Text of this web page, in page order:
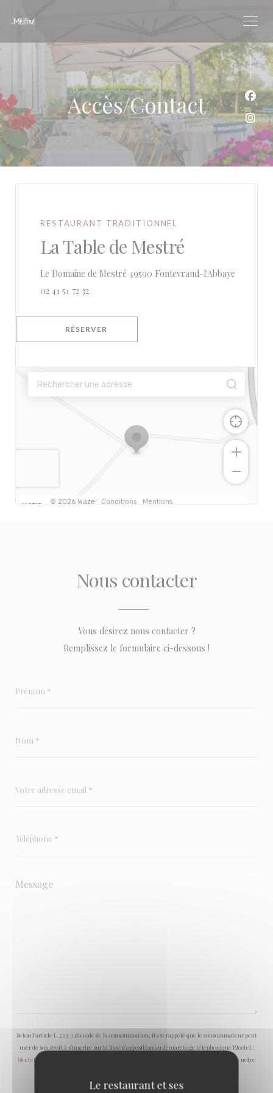
Le restaurant et ses
Accès/Contact
RESTAURANT TRADITIONNEL
La Table de Mestré
Le Domaine de Mestré 49590 Fontevraud-l'Abbaye
02 41 51 72 32
RÉSERVER
Nous contacter
Vous désirez nous contacter ?
Remplissez le formulaire ci-dessous !
Selon l'article L.223-2 du code de la consommation, il est rappelé que le consommateur peut
user de son droit à s'inscrire sur la liste d'opposition au démarchage téléphonique Bloctel :
bloctel.gouv.fr
. Pour plus d'informations sur le traitement de vos données, consultez notre